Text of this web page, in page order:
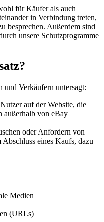
für Käufer als auch
in Verbindung treten,
besprechen. Außerdem sind
unsere Schutzprogramme
Verkäufern untersagt:
auf der Website, die
außerhalb von eBay
oder Anfordern von
eines Kaufs, dazu
Medien
(URLs)